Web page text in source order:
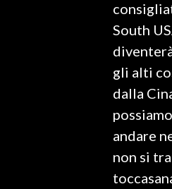
South
gli alti
dalla
andare
non si